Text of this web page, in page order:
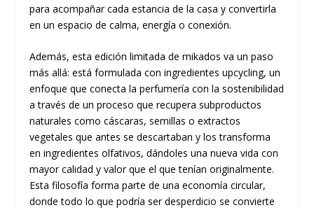
para acompañar cada estancia de la casa y convertirla
en un espacio de calma, energía o conexión.
Además, esta edición limitada de mikados va un paso
más allá: está formulada con ingredientesupcycling, un
enfoque que conecta la perfumería con la sostenibilidad
a través de un proceso que recupera subproductos
naturales como cáscaras, semillas o extractos
vegetales que antes se descartaban y los transforma
en ingredientes olfativos, dándoles una nueva vida con
mayor calidad y valor que el que tenían originalmente.
Esta filosofía forma parte de una economía circular,
donde todo lo que podría ser desperdicio se convierte